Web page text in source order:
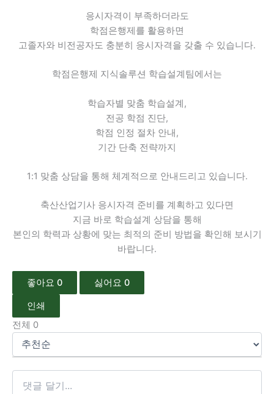
응시자격이 부족하더라도
학점은행제를 활용하면
고졸자와 비전공자도 충분히 응시자격을 갖출 수 있습니다.
학점은행제 지식솔루션 학습설계팀에서는
학습자별 맞춤 학습설계,
전공 학점 진단,
학점 인정 절차 안내,
기간 단축 전략까지
1:1 맞춤 상담을 통해 체계적으로 안내드리고 있습니다.
축산산업기사 응시자격 준비를 계획하고 있다면
지금 바로 학습설계 상담을 통해
본인의 학력과 상황에 맞는 최적의 준비 방법을 확인해 보시기
바랍니다.
좋아요 0 싫어요 0
인쇄
전체 0